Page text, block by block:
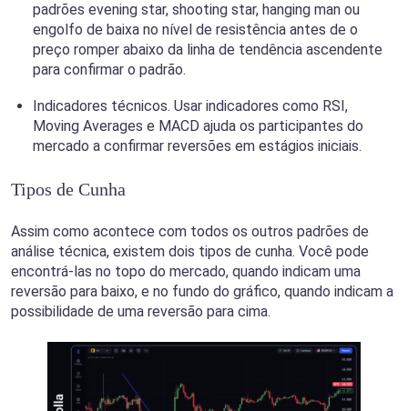
padrões evening star, shooting star, hanging man ou
engolfo de baixa no nível de resistência antes de o
preço romper abaixo da linha de tendência ascendente
para confirmar o padrão.
Indicadores técnicos. Usar indicadores como RSI,
Moving Averages e MACD ajuda os participantes do
mercado a confirmar reversões em estágios iniciais.
Tipos de Cunha
Assim como acontece com todos os outros padrões de
análise técnica, existem dois tipos de cunha. Você pode
encontrá-las no topo do mercado, quando indicam uma
reversão para baixo, e no fundo do gráfico, quando indicam a
possibilidade de uma reversão para cima.